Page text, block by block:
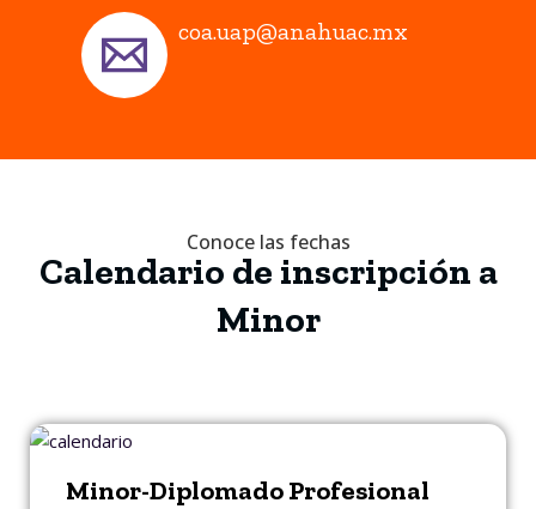
coa.uap@anahuac.mx
Conoce las fechas
Calendario de inscripción a
Minor
Minor-Diplomado Profesional